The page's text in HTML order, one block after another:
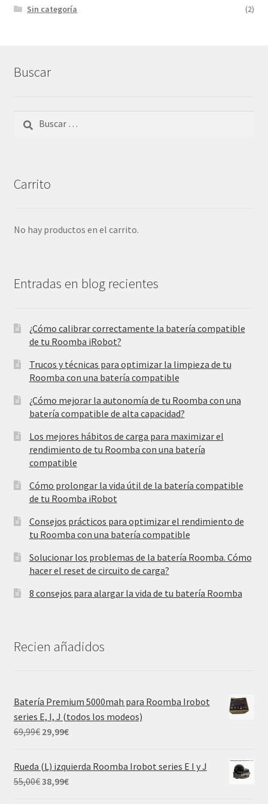
Sin categoría (2)
Buscar
Carrito
No hay productos en el carrito.
Entradas en blog recientes
¿Cómo calibrar correctamente la batería compatible
de tu Roomba iRobot?
Trucos y técnicas para optimizar la limpieza de tu
Roomba con una batería compatible
¿Cómo mejorar la autonomía de tu Roomba con una
batería compatible de alta capacidad?
Los mejores hábitos de carga para maximizar el
rendimiento de tu Roomba con una batería
compatible
Cómo prolongar la vida útil de la batería compatible
de tu Roomba iRobot
Consejos prácticos para optimizar el rendimiento de
tu Roomba con una batería compatible
Solucionar los problemas de la batería Roomba. Cómo
hacer el reset de circuito de carga?
8 consejos para alargar la vida de tu batería Roomba
Recien añadidos
Batería Premium 5000mah para Roomba Irobot
series E, I, J (todos los modeos)
69,99€ El
original
era:
29,99€El
actual
es:
Rueda (L) izquierda Roomba Irobot series E I y J
55,00€El
38,99€El